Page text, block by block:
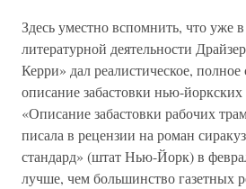
Здесь уместно вспомнить, что уже в
литературной деятельности
Керри» дал реалистическое,
описание забастовки нью-
«Описание забастовки рабочих
писала в рецензии на роман
стандард» (штат Нью-Йорк) в
лучше, чем большинство газетных